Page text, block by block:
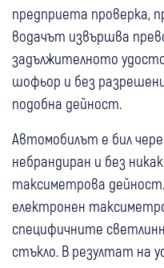
предприета проверка,
водачът извършва
задължителното
шофьор и без
подобна дейност.
Автомобилът е бил
небрандиран и без
таксиметрова
електронен
специфичните
стъкло. В резултат на